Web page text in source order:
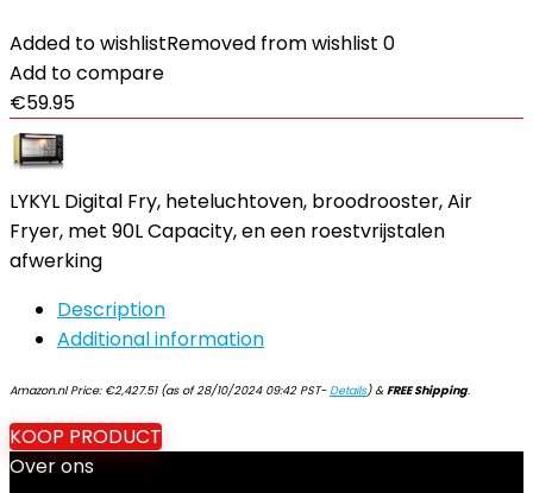
Added to wishlistRemoved from wishlist 0
Add to compare
€59.95
LYKYL Digital Fry, heteluchtoven, broodrooster, Air
Fryer, met 90L Capacity, en een roestvrijstalen
afwerking
Description
Additional information
Amazon.nl Price: €2,427.51(as of 28/10/2024 09:42 PST-Details)&FREE Shipping.
KOOP PRODUCT
Over ons